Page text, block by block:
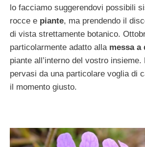
lo facciamo suggerendovi possibili
rocce e piante, ma prendendo il
di vista strettamente botanico.
particolarmente adatto alla messa a
piante all’interno del vostro insieme.
pervasi da una particolare voglia di
il momento giusto.